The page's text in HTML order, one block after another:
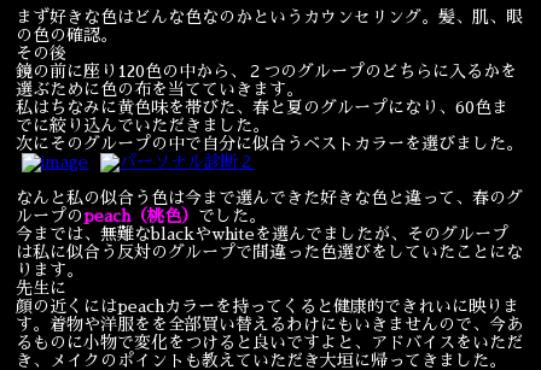
まず好きな色はどんな色なのかというカウンセリング。髪、肌、眼
の色の確認。
その後
鏡の前に座り120色の中から、２つのグループのどちらに入るかを
選ぶために色の布を当てていきます。
私はちなみに黄色味を帯びた、春と夏のグループになり、60色ま
でに絞り込んでいただきました。
次にそのグループの中で自分に似合うベストカラーを選びました。
なんと私の似合う色は今まで選んできた好きな色と違って、春のグ
ループのpeach（桃色） でした。
今までは、無難なblackやwhiteを選んでましたが、そのグループ
は私に似合う反対のグループで間違った色選びをしていたことにな
ります。
先生に
顔の近くにはpeachカラーを持ってくると健康的できれいに映りま
す。着物や洋服をを全部買い替えるわけにもいきませんので、今あ
るものに小物で変化をつけると良いですよと、アドバイスをいただ
き、メイクのポイントも教えていただき大垣に帰ってきました。
宴会 ウェディング